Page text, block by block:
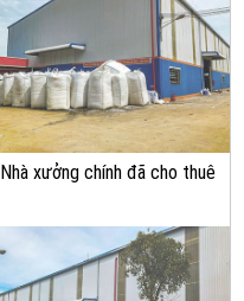
Nhà xưởng chính đã cho thuê